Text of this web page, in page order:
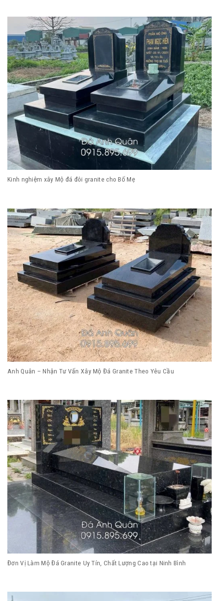
Kinh nghiệm xây Mộ đá đôi granite cho Bố Mẹ
Anh Quân – Nhận Tư Vấn Xây Mộ Đá Granite Theo Yêu Cầu
Đơn Vị Làm Mộ Đá Granite Uy Tín, Chất Lượng Cao tại Ninh Bình